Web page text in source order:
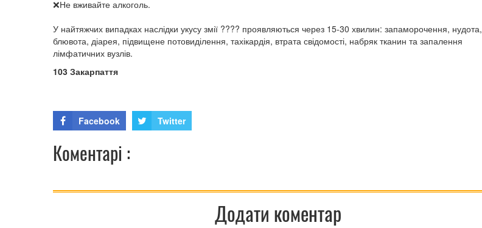
❌Не вживайте алкоголь.
У найтяжчих випадках наслідки укусу змії ???? проявляються через 15-30 хвилин: запаморочення, нудота,
блювота, діарея, підвищене потовиділення, тахікардія, втрата свідомості, набряк тканин та запалення
лімфатичних вузлів.
103 Закарпаття
Facebook Twitter
Коментарі :
Додати коментар